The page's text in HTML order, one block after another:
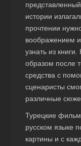
истории
прочтении
воображением и
узнать из
образом после
средства с
сценаристы
различные
Турецкие
русском языке
картины и с